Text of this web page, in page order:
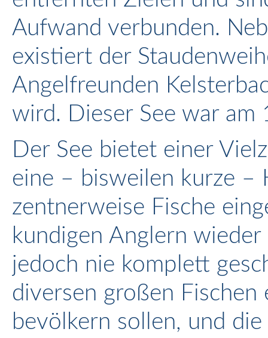
Aufwand verbunden.
existiert der
Angelfreunden
wird. Dieser See war am
Der See bietet einer
eine – bisweilen kurze –
zentnerweise Fische
kundigen Anglern
jedoch nie komplett
diversen großen Fischen
bevölkern sollen, und